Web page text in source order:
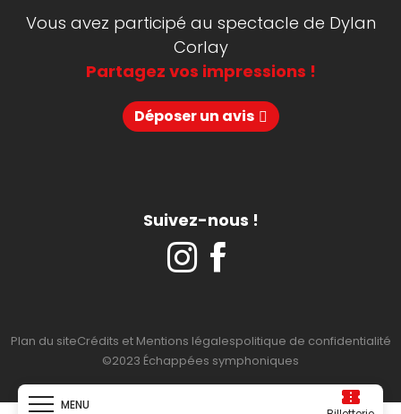
MENU
Vous avez participé au spectacle de Dylan
Corlay
Partagez vos impressions !
Déposer un avis
Suivez-nous !
Plan du siteCrédits et Mentions légalespolitique de confidentialité
©2023 Échappées symphoniques